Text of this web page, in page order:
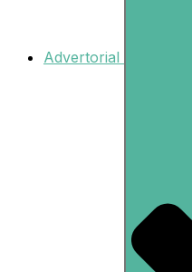
Advertorial